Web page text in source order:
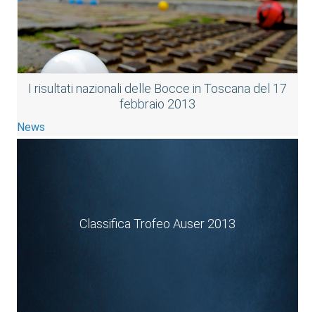
I risultati nazionali delle Bocce in Toscana del 17
febbraio 2013
News
Classifica Trofeo Auser 2013